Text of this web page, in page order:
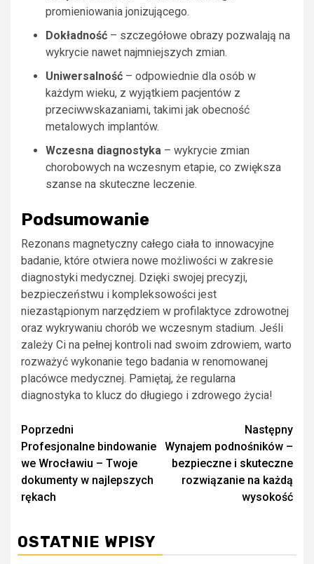
promieniowania jonizującego.
Dokładność – szczegółowe obrazy pozwalają na
wykrycie nawet najmniejszych zmian.
Uniwersalność – odpowiednie dla osób w
każdym wieku, z wyjątkiem pacjentów z
przeciwwskazaniami, takimi jak obecność
metalowych implantów.
Wczesna diagnostyka – wykrycie zmian
chorobowych na wczesnym etapie, co zwiększa
szanse na skuteczne leczenie.
Podsumowanie
Rezonans magnetyczny całego ciała to innowacyjne
badanie, które otwiera nowe możliwości w zakresie
diagnostyki medycznej. Dzięki swojej precyzji,
bezpieczeństwu i kompleksowości jest
niezastąpionym narzędziem w profilaktyce zdrowotnej
oraz wykrywaniu chorób we wczesnym stadium. Jeśli
zależy Ci na pełnej kontroli nad swoim zdrowiem, warto
rozważyć wykonanie tego badania w renomowanej
placówce medycznej. Pamiętaj, że regularna
diagnostyka to klucz do długiego i zdrowego życia!
Zobacz
wpisy
Poprzedni
Profesjonalne bindowanie
we Wrocławiu – Twoje
dokumenty w najlepszych
rękach
Następny
Wynajem podnośników –
bezpieczne i skuteczne
rozwiązanie na każdą
wysokość
OSTATNIE WPISY